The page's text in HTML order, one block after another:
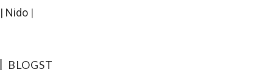
| Nido |
BLOGST